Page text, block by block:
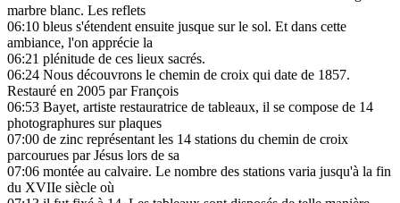
marbre blanc. Les reflets
06:10 bleus s'étendent ensuite jusque sur le sol. Et dans cette
ambiance, l'on apprécie la
06:21 plénitude de ces lieux sacrés.
06:24 Nous découvrons le chemin de croix qui date de 1857.
Restauré en 2005 par François
06:53 Bayet, artiste restauratrice de tableaux, il se compose de 14
photographures sur plaques
07:00 de zinc représentant les 14 stations du chemin de croix
parcourues par Jésus lors de sa
07:06 montée au calvaire. Le nombre des stations varia jusqu'à la fin
du XVIIe siècle où